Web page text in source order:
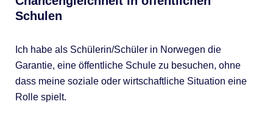
Schulen
Ich habe als Schülerin/Schüler in Norwegen die
Garantie, eine öffentliche Schule zu besuchen, ohne
dass meine soziale oder wirtschaftliche Situation eine
Rolle spielt.